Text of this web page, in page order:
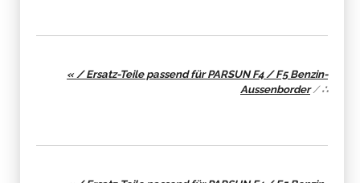
« / Ersatz-Teile passend für PARSUN F4 / F5 Benzin-
Aussenborder/∴